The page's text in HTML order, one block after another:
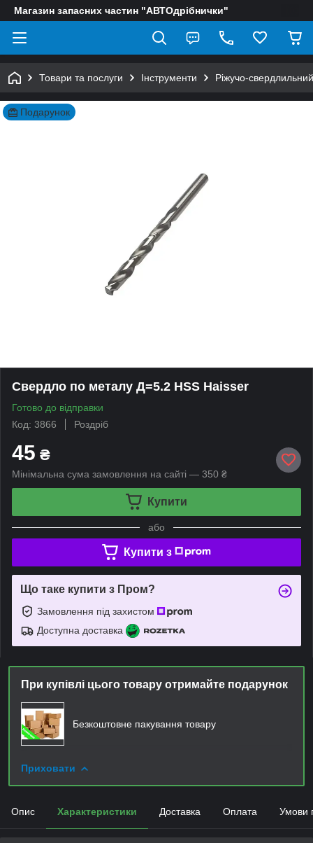
Магазин запасних частин "АВТОдрібнички"
Товари та послуги Інструменти Ріжучо-
Подарунок
Свердло по металу Д=5.2 HSS Haisser
Готово до відправки
Код: 3866
Роздріб
45 ₴
Мінімальна сума замовлення на сайті — 350 ₴
Купити
або
Купити з
Що таке купити з Пром?
Замовлення під захистом
Доступна доставка
При купівлі цього товару отримайте подарунок
Безкоштовне пакування товару
Приховати
Опис Характеристики Доставка Оплата Умови